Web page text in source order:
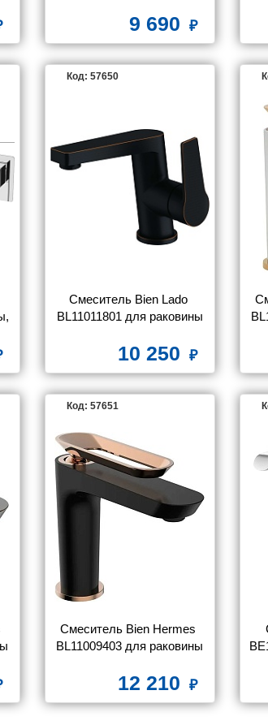
9 690
Код: 57650
Смеситель Bien Lado
BL11011801 для раковины
10 250
Код: 57651
Смеситель Bien Hermes
BL11009403 для раковины
12 210